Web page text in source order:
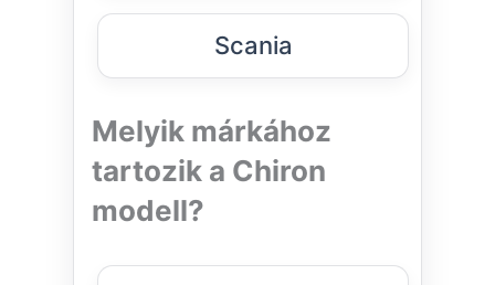
Scania
Melyik márkához
tartozik a Chiron
modell?